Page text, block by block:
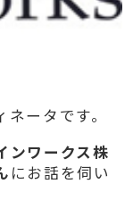
ータです。
ンワークス株
にお話を伺い